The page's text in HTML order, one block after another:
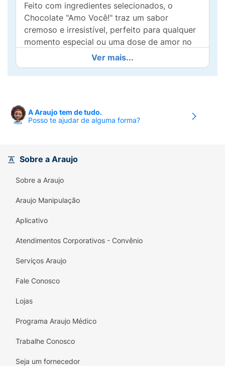
Feito com ingredientes selecionados, o
Chocolate "Amo Você!" traz um sabor
cremoso e irresistível, perfeito para qualquer
momento especial ou uma dose de amor no
seu dia a dia. Seja como presente surpresa,
sobremesa ou simplesmente um agrado para
si mesmo, a lata é compacta e fácil de levar
Além de saborear a delícia do chocolate ao
leite, você também transmite uma mensagem
carinhosa de declarar seu amor.
Explore o doce universo de sentimentos com
faça do seu dia um momento mais doce e
especial!
Ver mais...
A Araujo tem de tudo.
Posso te ajudar de alguma forma?
Sobre a Araujo
Sobre a Araujo
Araujo Manipulação
Aplicativo
Atendimentos Corporativos - Convênio
Serviços Araujo
Fale Conosco
Lojas
Programa Araujo Médico
Trabalhe Conosco
Seja um fornecedor